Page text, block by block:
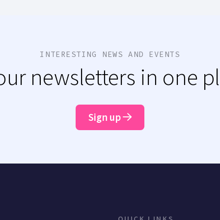
INTERESTING NEWS AND EVENTS
newsletters in one
Sign up